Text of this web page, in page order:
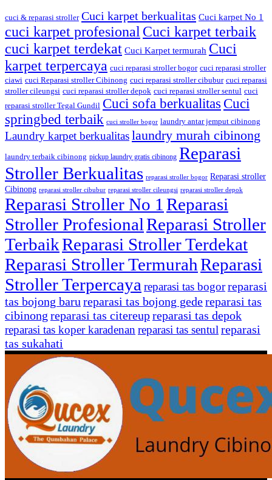
cuci & reparasi stroller Cuci karpet berkualitas Cuci karpet No 1
cuci karpet profesional Cuci karpet terbaik
cuci karpet terdekat Cuci Karpet termurah Cuci
karpet terpercaya cuci reparasi stroller bogor cuci reparasi stroller
ciawi cuci Reparasi stroller Cibinong cuci reparasi stroller cibubur cuci reparasi
stroller cileungsi cuci reparasi stroller depok cuci reparasi stroller sentul cuci
reparasi stroller Tegal Gundil Cuci sofa berkualitas Cuci
springbed terbaik cuci stroller bogor laundry antar jemput cibinong
Laundry karpet berkualitaslaundry murah cibinong
laundry terbaik cibinong pickup laundry gratis cibinong Reparasi
Stroller Berkualitas reparasi stroller bogor Reparasi stroller
Cibinong reparasi stroller cibubur reparasi stroller cileungsi reparasi stroller depok
Reparasi Stroller No 1 Reparasi
Stroller ProfesionalReparasi Stroller
TerbaikReparasi Stroller Terdekat
Reparasi Stroller TermurahReparasi
Stroller Terpercaya reparasi tas bogorreparasi
tas bojong baru reparasi tas bojong gedereparasi tas
cibinong reparasi tas citereupreparasi tas depok
reparasi tas koper karadenan reparasi tas sentul reparasi
tas sukahati